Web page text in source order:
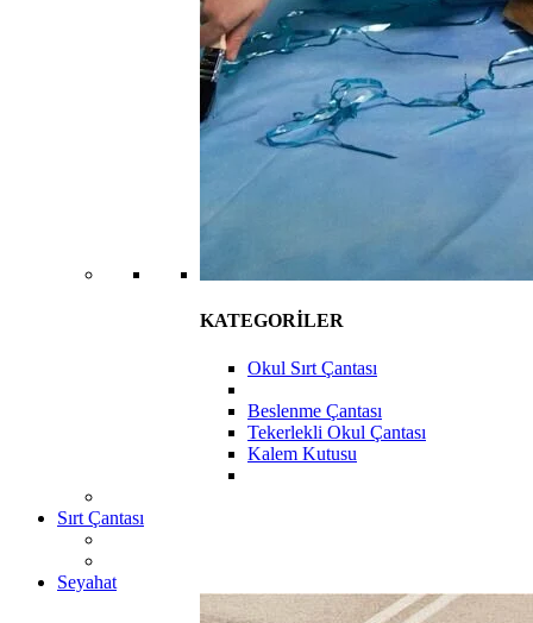
KATEGORİLER
Okul Sırt Çantası
Beslenme Çantası
Tekerlekli Okul Çantası
Kalem Kutusu
Sırt Çantası
Seyahat